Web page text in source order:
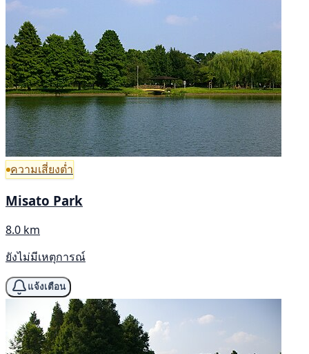
ความเสี่ยงต่ำ
Misato Park
8.0 km
ยังไม่มีเหตุการณ์
แจ้งเตือน